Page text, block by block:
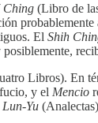
Ching (Libro de
El Shih
Libros). En
y el Mencio
Lun-Yu